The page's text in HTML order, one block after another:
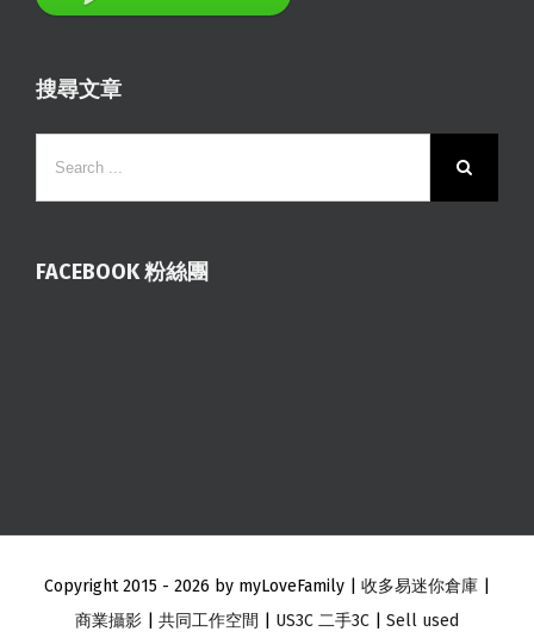
搜尋文章
FACEBOOK 粉絲團
Copyright 2015 - 2026 by myLoveFamily | 收多易迷你倉庫
商業攝影
共同工作空間 US3C 二手3C Sell used